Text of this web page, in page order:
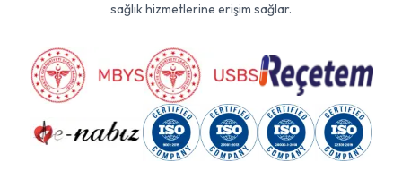
sağlık hizmetlerine erişim sağlar.